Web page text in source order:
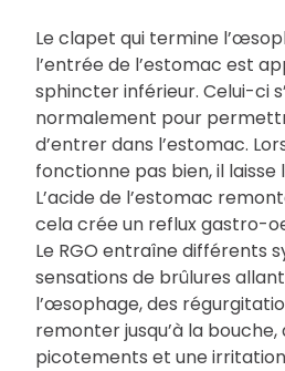
Le clapet qui termine
l’entrée de l’estomac est
sphincter inférieur. Celui-ci
normalement pour
d’entrer dans l’estomac.
fonctionne pas bien, il laisse
L’acide de l’estomac
cela crée un reflux gastro-
Le RGO entraîne différents
sensations de brûlures
l’œsophage, des
remonter jusqu’à la bouche,
picotements et une